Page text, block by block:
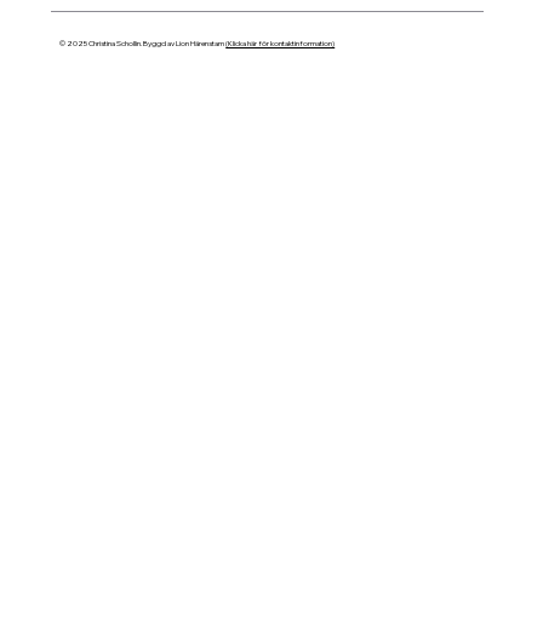
© 2025 Christina Schollin. Byggd av Lion Härenstam(Klicka här för kontaktinformation)